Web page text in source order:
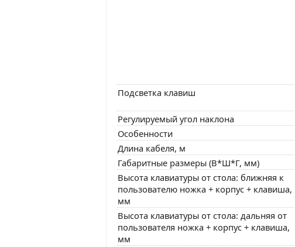
Подсветка клавиш
Регулируемый угол наклона
Особенности
Длина кабеля, м
Габаритные размеры (В*Ш*Г, мм)
Высота клавиатуры от стола: ближняя к
пользователю ножка + корпус + клавиша,
мм
Высота клавиатуры от стола: дальняя от
пользователя ножка + корпус + клавиша,
мм